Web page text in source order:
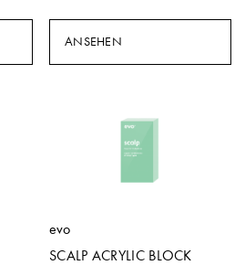
ANSEHEN
evo
SCALP ACRYLIC BLOCK